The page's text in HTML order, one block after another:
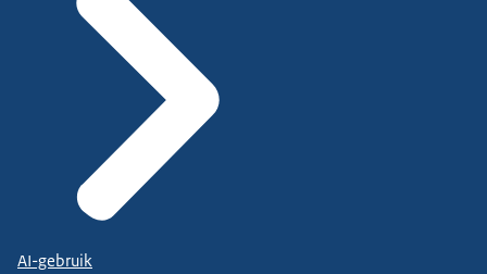
AI-gebruik